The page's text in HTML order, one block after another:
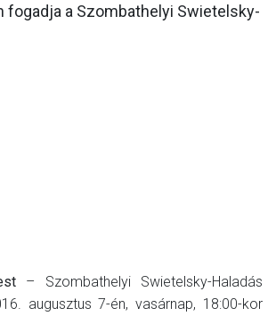
fogadja a Szombathelyi Swietelsky-
– Szombathelyi Swietelsky-Haladás
augusztus 7-én, vasárnap, 18:00-kor